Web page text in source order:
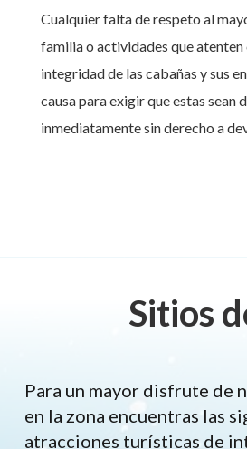
Cualquier falta de respeto al
familia o actividades que
integridad de las cabañas y sus
causa para exigir que estas sean
inmediatamente sin derecho a
Sitios
Para un mayor disfrute de
en la zona encuentras las
atracciones turísticas de